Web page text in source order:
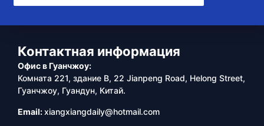
Контактная информация
Офис в Гуанчжоу:
Комната 221, здание B, 22 Jianpeng Road, Helong Street,
Гуанчжоу, Гуандун, Китай.
Email:xiangxiangdaily@hotmail.com